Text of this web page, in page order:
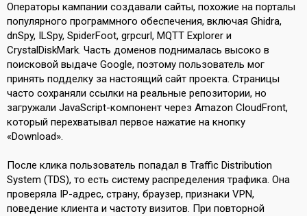
Операторы кампании создавали сайты, похожие на порталы
популярного программного обеспечения, включая Ghidra,
dnSpy, ILSpy, SpiderFoot, grpcurl, MQTT Explorer и
CrystalDiskMark. Часть доменов поднималась высоко в
поисковой выдаче Google, поэтому пользователь мог
принять подделку за настоящий сайт проекта. Страницы
часто сохраняли ссылки на реальные репозитории, но
загружали JavaScript-компонент через Amazon CloudFront,
который перехватывал первое нажатие на кнопку
«Download».
После клика пользователь попадал в Traffic Distribution
System (TDS), то есть систему распределения трафика. Она
проверяла IP-адрес, страну, браузер, признаки VPN,
поведение клиента и частоту визитов. При повторной